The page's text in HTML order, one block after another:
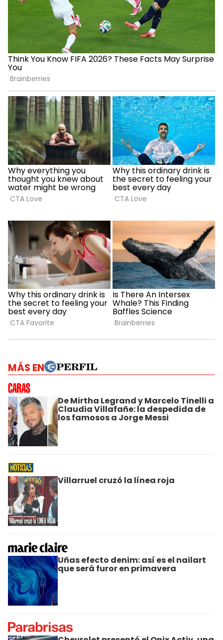
MÁS EN
De Mirtha Legrand y Marcelo Tinelli a
Claudia Villafañe: la despedida de
los famosos a Jorge Messi
Villarruel cruzó la línea roja
Uñas efecto denim: así es el nailart
que será furor en primavera